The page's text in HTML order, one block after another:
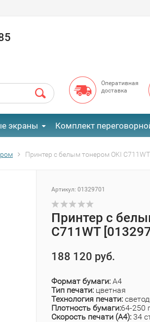
Оперативная
доставка
экраны Комплект
Принтер с белым тонером OKI
Артикул: 01329701
Принтер с
C711WT
188 120 руб.
Формат бумаги: А4
Тип печати: цветная
Технология печати:
Плотность бумаги:64-250
Скорость печати (А4): 34